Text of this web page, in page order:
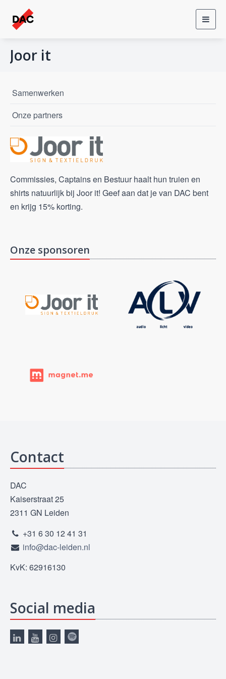
Joor it
Samenwerken
Onze partners
Commissies, Captains en Bestuur haalt hun truien en
shirts natuurlijk bij Joor it! Geef aan dat je van DAC bent
en krijg 15% korting.
Onze sponsoren
Contact
DAC
Kaiserstraat 25
2311 GN Leiden
+31 6 30 12 41 31
info@dac-leiden.nl
KvK: 62916130
Social media